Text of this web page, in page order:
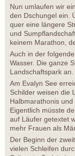
Nun umlaufen wir
den Dschungel ein.
quer eine längere
und
keinem Marathon,
Auch in der
Wasser. Die ganze
Landschaftspark an.
Am Evalyn See
Schilder weisen die
Halbmarathonis
Eigentlich müsste
auf Läufer getextet
mehr Frauen als
Der Beginn der
vielen Schleifen